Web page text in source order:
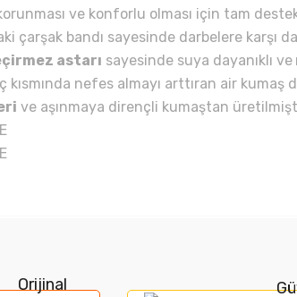
ve konforlu olması için tam
çarşak bandı sayesinde darbelere karşı
astarı sayesinde suya dayanıklı ve
kısmında nefes almayı arttıran air kumaş
ve aşınmaya dirençli kumaştan
için teşekkür ederiz.
Orijinal